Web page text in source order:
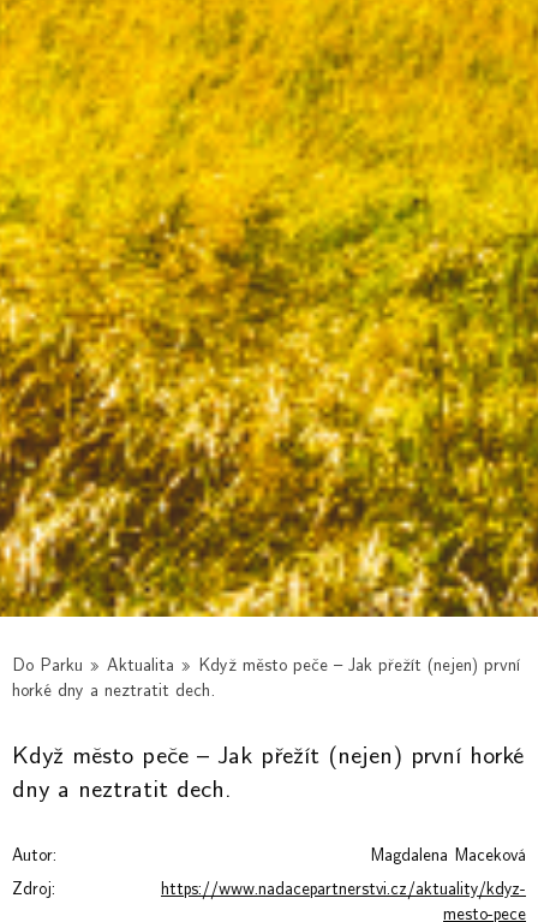
Do Parku » Aktualita » Když město peče – Jak přežít (nejen) první
horké dny a neztratit dech.
Když město peče – Jak přežít (nejen) první horké
dny a neztratit dech.
Autor:
Magdalena Maceková
Zdroj:
https://www.nadacepartnerstvi.cz/aktuality/kdyz-
mesto-pece